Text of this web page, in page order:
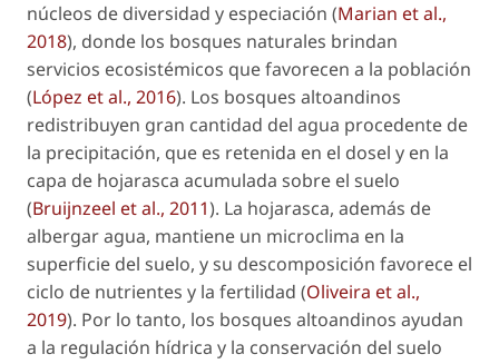
núcleos de diversidad y especiación (Marian et al.,
2018), donde los bosques naturales brindan
servicios ecosistémicos que favorecen a la población
(López et al., 2016). Los bosques altoandinos
redistribuyen gran cantidad del agua procedente de
la precipitación, que es retenida en el dosel y en la
capa de hojarasca acumulada sobre el suelo
(Bruijnzeel et al., 2011). La hojarasca, además de
albergar agua, mantiene un microclima en la
superficie del suelo, y su descomposición favorece el
ciclo de nutrientes y la fertilidad (Oliveira et al.,
2019). Por lo tanto, los bosques altoandinos ayudan
a la regulación hídrica y la conservación del suelo